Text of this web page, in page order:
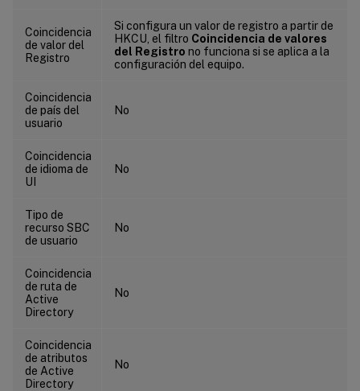
Coincidencia
de valor del
Registro
Si configura un valor de registro a partir de
HKCU, el filtro Coincidencia de valores
del Registro no funciona si se aplica a la
configuración del equipo.
Coincidencia
de país del
usuario
No
Coincidencia
de idioma de
UI
No
Tipo de
recurso SBC
de usuario
No
Coincidencia
de ruta de
Active
Directory
No
Coincidencia
de atributos
de Active
Directory
No